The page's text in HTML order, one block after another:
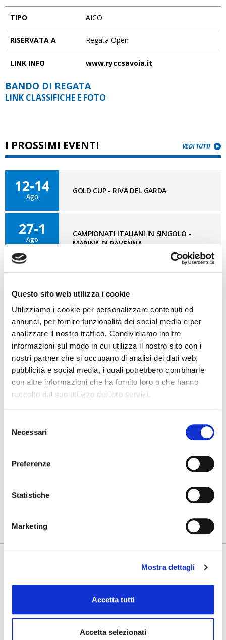
Questo sito web utilizza i cookie
Utilizziamo i cookie per personalizzare contenuti ed
annunci, per fornire funzionalità dei social media e per
analizzare il nostro traffico. Condividiamo inoltre
informazioni sul modo in cui utilizza il nostro sito con i
nostri partner che si occupano di analisi dei dati web,
pubblicità e social media, i quali potrebbero combinarle
con altre informazioni che ha fornito loro o che hanno
raccolto dal suo utilizzo dei loro servizi.
delNecessari
Preferenze
Statistiche
Marketing
Mostra dettagli
Accetta tutti
Accetta selezionati
TIPO AICO
RISERVATA A Regata Open
LINK INFO www.ryccsavoia.it
BANDO DI REGATA
LINK CLASSIFICHE E FOTO
I PROSSIMI EVENTI VEDI TUTTI
12-14
Ago
GOLD CUP - RIVA DEL GARDA
27-1
Ago
CAMPIONATI ITALIANI IN SINGOLO -
MARINA DI RAVENNA
Set
CUP - REGGIO CALABRIA
BLOG OPTI GAN VAI AL BLOG
07/08/2026
Cosa bisogna ritrovare
Gdynia Final Day
PHOTOGALLERY SFOGLIA GALLERY